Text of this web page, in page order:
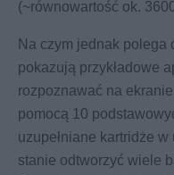
(~równowartość ok.
Na czym jednak polega
pokazują przykładowe
rozpoznawać na
pomocą 10
uzupełniane kartridże w
stanie odtworzyć wiele